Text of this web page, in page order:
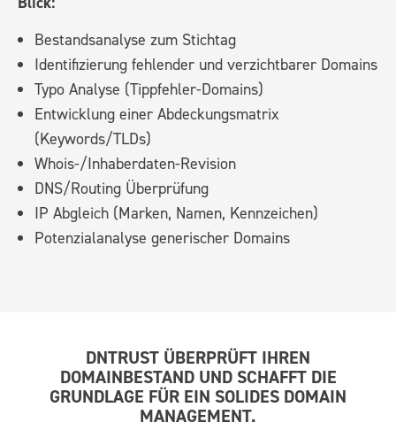
Bestandsanalyse zum Stichtag
Identifizierung fehlender und verzichtbarer Domains
Typo Analyse (Tippfehler-Domains)
Entwicklung einer Abdeckungsmatrix
(Keywords/TLDs)
Whois-/Inhaberdaten-Revision
DNS/Routing Überprüfung
IP Abgleich (Marken, Namen, Kennzeichen)
Potenzialanalyse generischer Domains
DNTRUST ÜBERPRÜFT IHREN
DOMAINBESTAND UND SCHAFFT DIE
GRUNDLAGE FÜR EIN SOLIDES DOMAIN
MANAGEMENT.